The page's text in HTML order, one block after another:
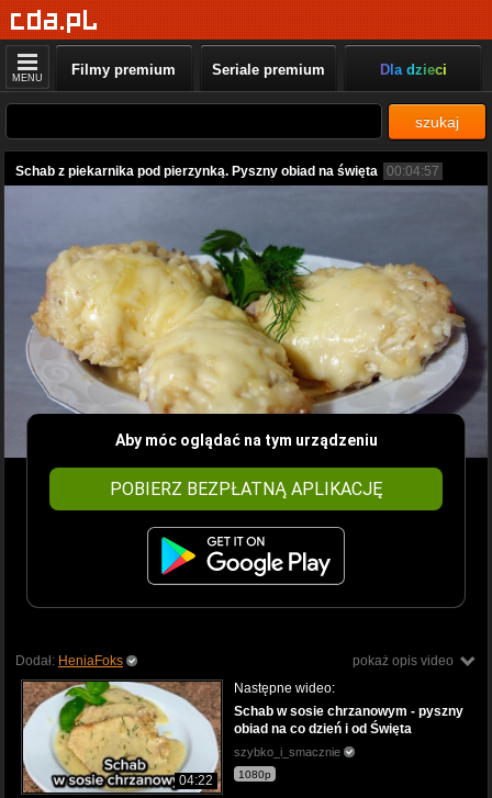
MENU Filmy premium Seriale premium Dla dzieci
szukaj
Schab z piekarnika pod pierzynką. Pyszny obiad na święta 00:04:57
Aby móc oglądać na tym urządzeniu
POBIERZ BEZPŁATNĄ APLIKACJĘ
pokaż opis video
Dodał: HeniaFoks
04:22
Następne wideo:
Schab w sosie chrzanowym - pyszny
obiad na co dzień i od Święta
szybko_i_smacznie
1080p